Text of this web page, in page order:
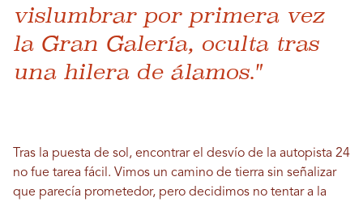
vislumbrar por primera vez
la Gran Galería, oculta tras
una hilera de álamos."
Tras la puesta de sol, encontrar el desvío de la autopista 24
no fue tarea fácil. Vimos un camino de tierra sin señalizar
que parecía prometedor, pero decidimos no tentar a la